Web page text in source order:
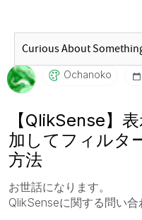
Ochanoko
【QlikSense】
加してフィルタ
方法
お世話になります。
QlikSenseに関する問い合